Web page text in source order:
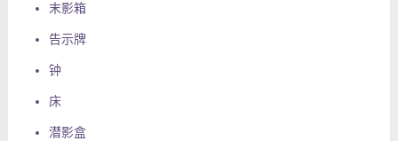
末影箱
告示牌
钟
床
潜影盒